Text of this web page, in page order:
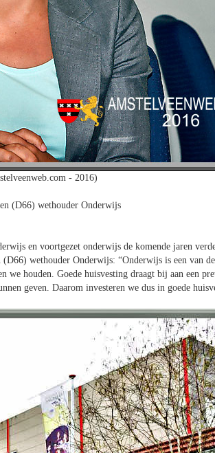
- 2016)
(D66) wethouder Onderwijs
en voortgezet onderwijs de komende jaren
wethouder Onderwijs: “Onderwijs is een van
we houden. Goede huisvesting draagt bij aan een
geven. Daarom investeren we dus in goede